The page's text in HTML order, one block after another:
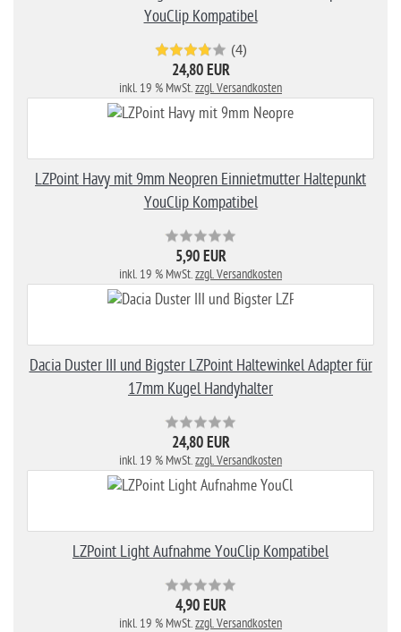
YouClip Kompatibel
(4)
24,80 EUR
inkl. 19 % MwSt.zzgl. Versandkosten
LZPoint Havy mit 9mm Neopren Einnietmutter Haltepunkt
YouClip Kompatibel
5,90 EUR
inkl. 19 % MwSt.zzgl. Versandkosten
Dacia Duster III und Bigster LZPoint Haltewinkel Adapter für
17mm Kugel Handyhalter
24,80 EUR
inkl. 19 % MwSt.zzgl. Versandkosten
LZPoint Light Aufnahme YouClip Kompatibel
4,90 EUR
inkl. 19 % MwSt.zzgl. Versandkosten